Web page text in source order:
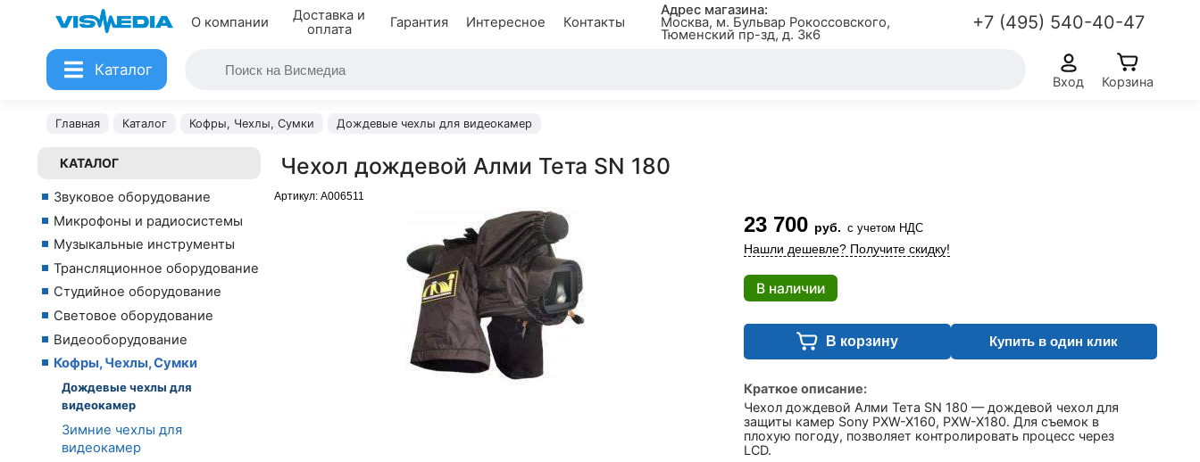
О компании
Доставка и
оплата
Гарантия Интересное Контакты
Адрес магазина:
Москва, м. Бульвар Рокоссовского,
Тюменский пр-зд, д. 3к6
+7 (495) 540-40-47
Каталог
Вход Корзина
Главная Каталог Кофры, Чехлы, Сумки Дождевые чехлы для видеокамер
КАТАЛОГ
Звуковое оборудование
Микрофоны и радиосистемы
Музыкальные инструменты
Трансляционное оборудование
Студийное оборудование
Световое оборудование
Видеооборудование
Кофры, Чехлы, Сумки
Дождевые чехлы для
видеокамер
Зимние чехлы для
видеокамер
Чехол дождевой Алми Тета SN 180
Артикул: A006511
23 700 руб. с учетом НДС
Нашли дешевле? Получите скидку!
В наличии
В корзину Купить в один клик
Краткое описание:
Чехол дождевой Алми Тета SN 180 — дождевой чехол для
защиты камер Sony PXW-X160, PXW-X180. Для съемок в
плохую погоду, позволяет контролировать процесс через
LCD.